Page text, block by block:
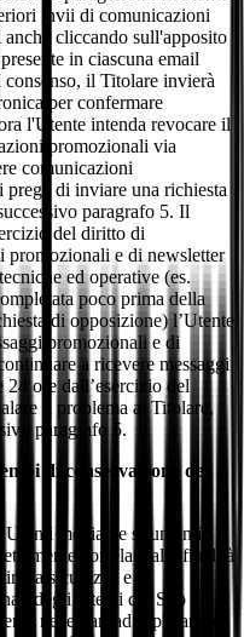
invii di comunicazioni
cliccando sull'apposito
in ciascuna email
il Titolare invierà
per confermare
l'Utente intenda revocare il
promozionali via
comunicazioni
di inviare una richiesta
paragrafo 5. Il
del diritto di
promozionali e di newsletter
ed operative (es.
poco prima della
di opposizione) l’Utente
promozionali e di
a ricevere messaggi
24 ore dall’esercizio del
il problema al Titolare,
paragrafo 5.
di conservazione dei
mediante strumenti
correlate alle finalità
la sicurezza e la
degli Utenti del Sito
necessari ad espletare le